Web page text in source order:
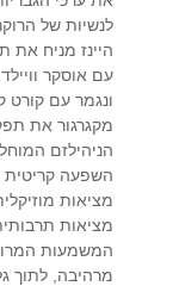
לנשיות של
היינז מניח את
עם אוסקר
ונגמר עם קורט
מקגרגור את
הניהילזם
השפעה קריטית
מציאות
מציאות
המשמעות
מרהיבה, לתוך